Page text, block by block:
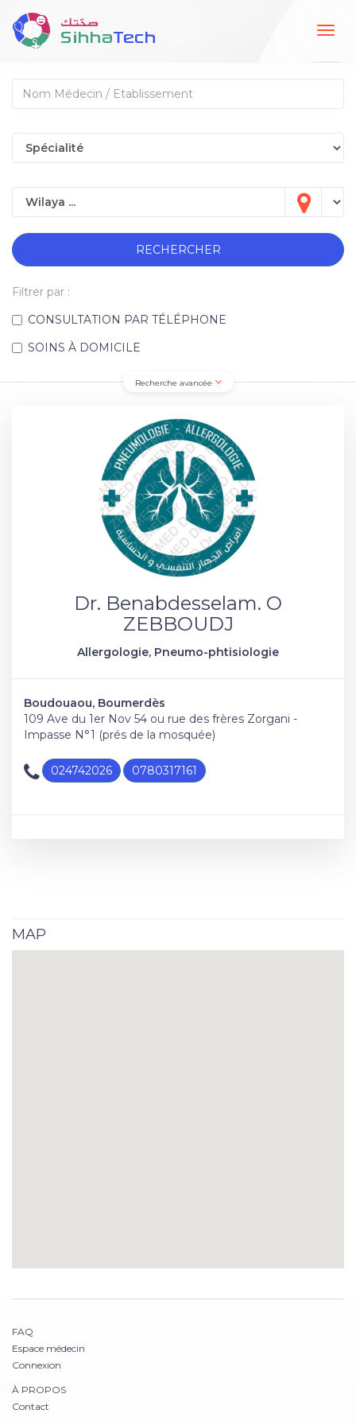
RECHERCHER
Filtrer par :
CONSULTATION PAR TÉLÉPHONE
SOINS À DOMICILE
Recherche avancée
Dr. Benabdesselam. O
ZEBBOUDJ
Allergologie, Pneumo-phtisiologie
Boudouaou, Boumerdès
109 Ave du 1er Nov 54 ou rue des frères Zorgani -
Impasse N°1 (prés de la mosquée)
024742026 0780317161
MAP
FAQ
Espace médecin
Connexion
À PROPOS
Contact